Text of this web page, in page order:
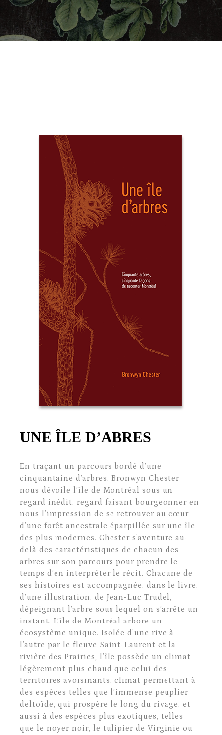
UNE ÎLE D’ABRES
En traçant un parcours bordé d’une
cinquantaine d’arbres, Bronwyn Chester
nous dévoile l’île de Montréal sous un
regard inédit, regard faisant bourgeonner en
nous l’impression de se retrouver au cœur
d’une forêt ancestrale éparpillée sur une île
des plus modernes. Chester s’aventure au-
delà des caractéristiques de chacun des
arbres sur son parcours pour prendre le
temps d’en interpréter le récit. Chacune de
ses histoires est accompagnée, dans le livre,
d’une illustration, de Jean-Luc Trudel,
dépeignant l’arbre sous lequel on s’arrête un
instant. L’île de Montréal arbore un
écosystème unique. Isolée d’une rive à
l’autre par le fleuve Saint-Laurent et la
rivière des Prairies, l’île possède un climat
légèrement plus chaud que celui des
territoires avoisinants, climat permettant à
des espèces telles que l’immense peuplier
deltoïde, qui prospère le long du rivage, et
aussi à des espèces plus exotiques, telles
que le noyer noir, le tulipier de Virginie ou